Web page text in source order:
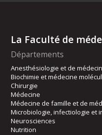
La Faculté de
Départements
Anesthésiologie et de
Biochimie et médecine
Chirurgie
Médecine
Médecine de famille et de
Microbiologie, infectiologie et
Neurosciences
Nutrition